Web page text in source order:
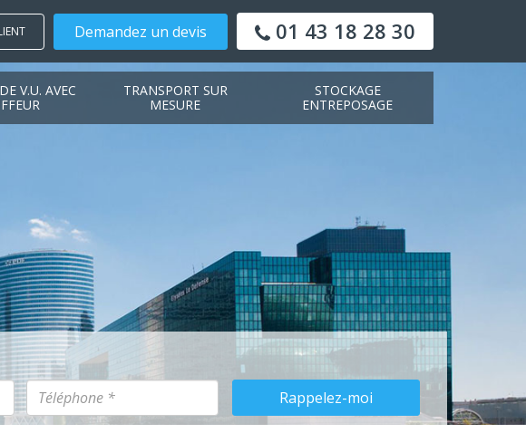
Demandez un devis 01 43 18 28 30
V.U. AVEC
TRANSPORT SUR
MESURE
STOCKAGE
ENTREPOSAGE
Rappelez-moi